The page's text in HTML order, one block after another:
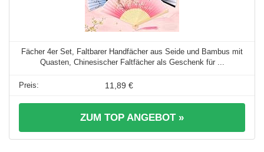
Fächer 4er Set, Faltbarer Handfächer aus Seide und Bambus mit
Quasten, Chinesischer Faltfächer als Geschenk für ...
11,89 €
ZUM TOP ANGEBOT »